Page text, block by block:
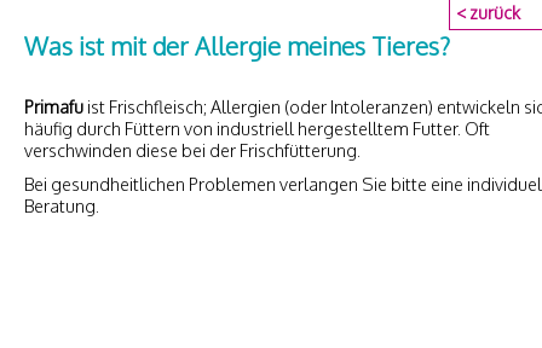
< zurück
Was ist mit der Allergie meines Tieres?
Primafu ist Frischfleisch; Allergien (oder Intoleranzen) entwickeln
häufig durch Füttern von industriell hergestelltem Futter. Oft
verschwinden diese bei der Frischfütterung.
Bei gesundheitlichen Problemen verlangen Sie bitte eine
Beratung.